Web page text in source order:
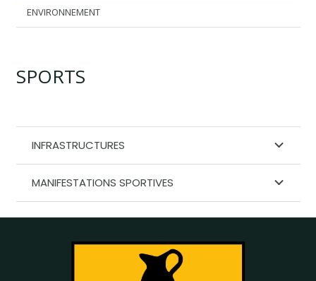
ENVIRONNEMENT
SPORTS
INFRASTRUCTURES
MANIFESTATIONS SPORTIVES